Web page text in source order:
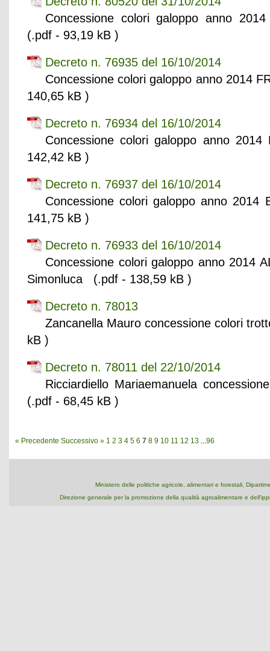
Concessione colori galoppo anno
(.pdf - 93,19 kB )
Decreto n. 76935 del 16/10/2014
Concessione colori galoppo anno 2014
140,65 kB )
Decreto n. 76934 del 16/10/2014
Concessione colori galoppo anno
142,42 kB )
Decreto n. 76937 del 16/10/2014
Concessione colori galoppo anno
141,75 kB )
Decreto n. 76933 del 16/10/2014
Concessione colori galoppo anno 2014
Simonluca (.pdf - 138,59 kB )
Decreto n. 78013
Zancanella Mauro concessione colori
kB )
Decreto n. 78011 del 22/10/2014
Ricciardiello Mariaemanuela
(.pdf - 68,45 kB )
« Precedente Successivo » 1 2 3 4 5 6 7 8 9 10 11 12 13 ...96
Ministero delle politiche agricole, alimentari e forestali,
Direzione generale per la promozione della qualità agroalimentare e